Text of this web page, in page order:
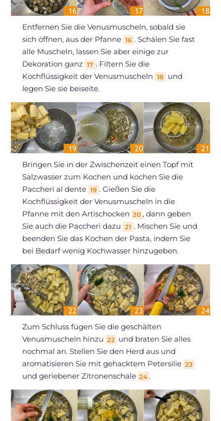
Entfernen Sie die Venusmuscheln, sobald sie
sich öffnen, aus der Pfanne 16 . Schälen Sie fast
alle Muscheln, lassen Sie aber einige zur
Dekoration ganz 17 . Filtern Sie die
Kochflüssigkeit der Venusmuscheln 18
und
legen Sie sie beiseite.
Bringen Sie in der Zwischenzeit einen Topf mit
Salzwasser zum Kochen und kochen Sie die
Paccheri al dente 19 . Gießen Sie die
Kochflüssigkeit der Venusmuscheln in die
Pfanne mit den Artischocken 20 , dann geben
Sie auch die Paccheri dazu 21 . Mischen Sie und
beenden Sie das Kochen der Pasta, indem Sie
bei Bedarf wenig Kochwasser hinzugeben.
Zum Schluss fügen Sie die geschälten
Venusmuscheln hinzu 22 und braten Sie alles
nochmal an. Stellen Sie den Herd aus und
aromatisieren Sie mit gehacktem Petersilie 23
und geriebener Zitronenschale 24 .